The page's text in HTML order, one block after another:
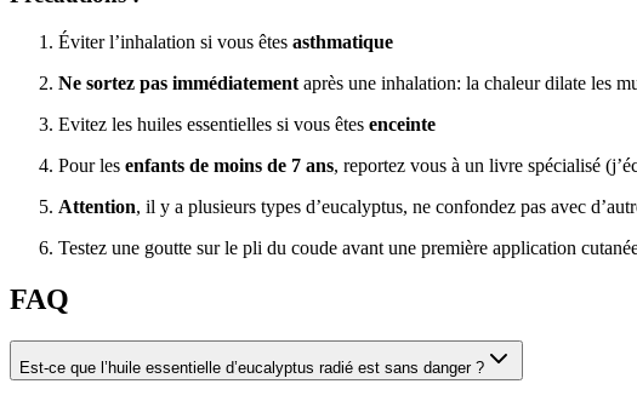
Éviter l’inhalation si vous êtes asthmatique
Ne sortez pas immédiatement après une inhalation: la chaleur dilate les
Evitez les huiles essentielles si vous êtes enceinte
Pour les enfants de moins de 7 ans, reportez vous à un livre spécialisé
Attention, il y a plusieurs types d’eucalyptus, ne confondez pas avec
Testez une goutte sur le pli du coude avant une première application
FAQ
Est-ce que l’huile essentielle d’eucalyptus radié est sans danger ?